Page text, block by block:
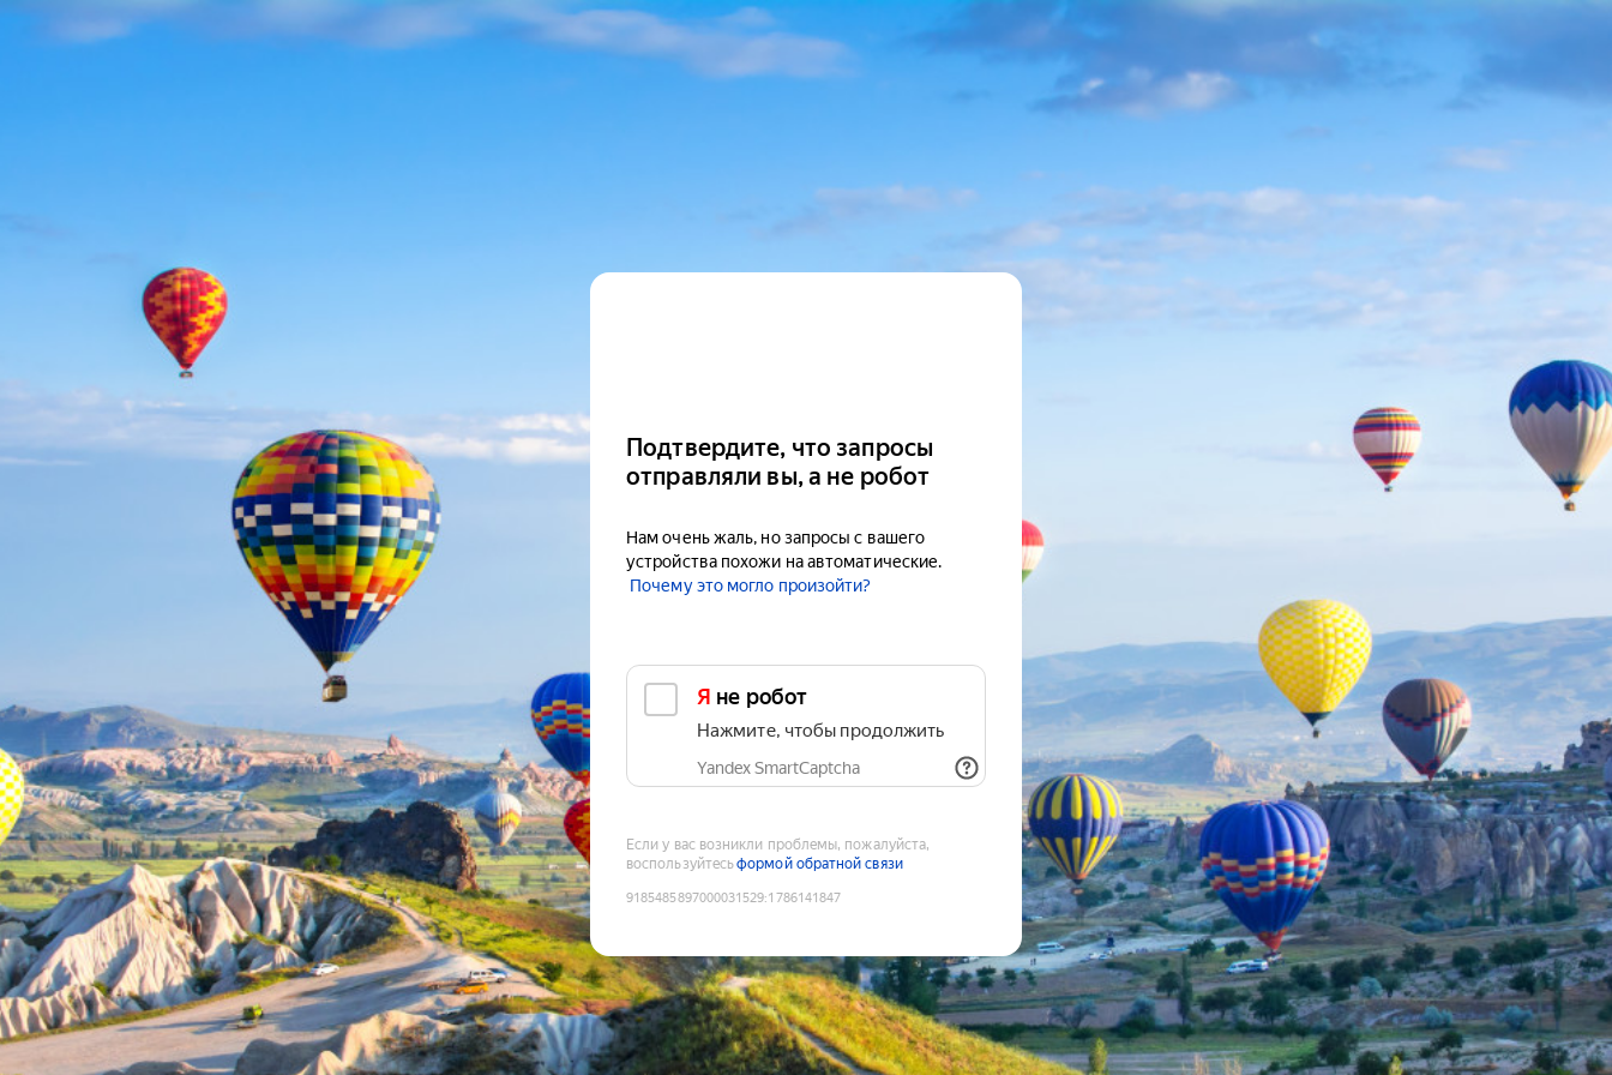
Подтвердите, что запросы
отправляли вы, а не робот
Нам очень жаль, но запросы с вашего
устройства похожи на автоматические.
Почему это могло произойти?
Я не робот
Нажмите, чтобы продолжить
Yandex SmartCaptcha
Если у вас возникли проблемы, пожалуйста,
воспользуйтесьформой обратной связи
9185485897000031529:1786141847